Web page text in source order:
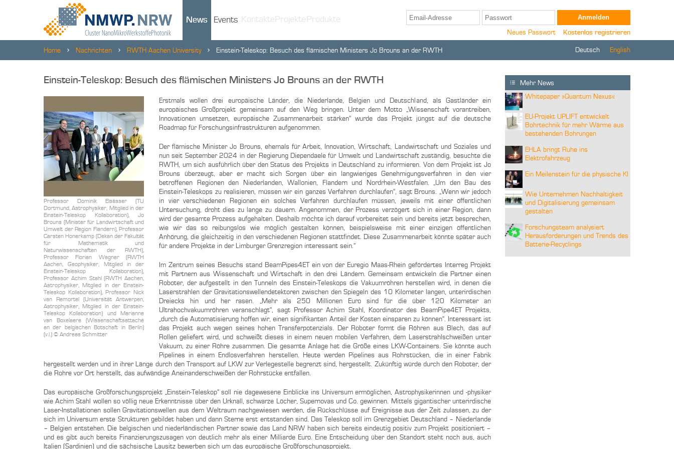
News Events Kontakte Projekte Produkte
Neues Passwort Kostenlos registrieren
Home Nachrichten RWTH Aachen University Einstein-Teleskop: Besuch des flämischen Ministers Jo Brouns an der RWTH Deutsch English
Einstein-Teleskop: Besuch des flämischen Ministers Jo Brouns an der RWTH
Professor Dominik Elsässer (TU
Dortmund, Astrophysiker, Mitglied in der
Einstein-Teleskop Kollaboration), Jo
Brouns (Minister für Landwirtschaft und
Umwelt der Region Flandern), Professor
Carsten Honerkamp (Dekan der Fakultät
für Mathematik und
Naturwissenschaften der RWTH),
Professor Florian Wagner (RWTH
Aachen, Geophysiker, Mitglied in der
Einstein-Teleskop Kollaboration),
Professor Achim Stahl (RWTH Aachen,
Astrophysiker, Mitglied in der Einstein-
Teleskop Kollaboration), Professor Nick
van Remortel (Universität Antwerpen,
Astrophysiker, Mitglied in der Einstein-
Teleskop Kollaboration) und Marianne
van Boxelaere (Wissenschaftsattaché
an der belgischen Botschaft in Berlin)
(v.l.) © Andreas Schmitter
Erstmals wollen drei europäische Länder, die Niederlande, Belgien und Deutschland, als Gastländer ein
europäisches Großprojekt gemeinsam auf den Weg bringen. Unter dem Motto „Wissenschaft vorantreiben,
Innovationen umsetzen, europäische Zusammenarbeit stärken“ wurde das Projekt jüngst auf die deutsche
Roadmap für Forschungsinfrastrukturen aufgenommen.
Der flämische Minister Jo Brouns, ehemals für Arbeit, Innovation, Wirtschaft, Landwirtschaft und Soziales und
nun seit September 2024 in der Regierung Diependaele für Umwelt und Landwirtschaft zuständig, besuchte die
RWTH, um sich ausführlich über den Status des Projekts in Deutschland zu informieren. Von dem Projekt ist Jo
Brouns überzeugt, aber er macht sich Sorgen über ein langwieriges Genehmigungsverfahren in den vier
betroffenen Regionen den Niederlanden, Wallonien, Flandern und Nordrhein-Westfalen. „Um den Bau des
Einstein-Teleskops zu realisieren, müssen wir ein ganzes Verfahren durchlaufen“, sagt Brouns. „Wenn wir jedoch
in vier verschiedenen Regionen ein solches Verfahren durchlaufen müssen, jeweils mit einer öffentlichen
Untersuchung, droht dies zu lange zu dauern. Angenommen, der Prozess verzögert sich in einer Region, dann
wird der gesamte Prozess aufgehalten. Deshalb möchte ich darauf vorbereitet sein und bereits jetzt besprechen,
wie wir das so reibungslos wie möglich gestalten können, beispielsweise mit einer einzigen öffentlichen
Anhörung, die gleichzeitig in den verschiedenen Regionen stattfindet. Diese Zusammenarbeit könnte später auch
für andere Projekte in der Limburger Grenzregion interessant sein.“
Im Zentrum seines Besuchs stand BeamPipes4ET ein von der Euregio Maas-Rhein gefördertes Interreg Projekt
mit Partnern aus Wissenschaft und Wirtschaft in den drei Ländern. Gemeinsam entwickeln die Partner einen
Roboter, der aufgestellt in den Tunneln des Einstein-Teleskops die Vakuumröhren herstellen wird, in denen die
Laserstrahlen der Gravitationswellendetektoren zwischen den Spiegeln des 10 Kilometer langen, unterirdischen
Dreiecks hin und her rasen. „Mehr als 250 Millionen Euro sind für die über 120 Kilometer an
Ultrahochvakuumröhren veranschlagt“, sagt Professor Achim Stahl, Koordinator des BeamPipe4ET Projekts,
„durch die Automatisierung hoffen wir, einen signifikanten Anteil der Kosten einsparen zu können“. Interessant ist
das Projekt auch wegen seines hohen Transferpotenzials. Der Roboter formt die Röhren aus Blech, das auf
Rollen geliefert wird, und schweißt dieses in einem neuen mobilen Verfahren, dem Laserstrahlschweißen unter
Vakuum, zu einer Röhre zusammen. Die gesamte Anlage hat die Größe eines LKW-Containers. Sie könnte auch
Pipelines in einem Endlosverfahren herstellen. Heute werden Pipelines aus Rohrstücken, die in einer Fabrik
hergestellt werden und in ihrer Länge durch den Transport auf LKW zur Verlegestelle begrenzt sind, hergestellt. Zukünftig würde durch den Roboter, der
die Rohre vor Ort herstellt, das aufwändige Aneinanderschweißen der Rohrstücke entfallen.
Das europäische Großforschungsprojekt „Einstein-Teleskop“ soll nie dagewesene Einblicke ins Universum ermöglichen, Astrophysikerinnen und ‑physiker
wie Achim Stahl wollen so völlig neue Erkenntnisse über den Urknall, schwarze Löcher, Supernovas und Co. gewinnen. Mittels gigantischer unterirdische
Laser-Installationen sollen Gravitationswellen aus dem Weltraum nachgewiesen werden, die Rückschlüsse auf Ereignisse aus der Zeit zulassen, zu der
sich im Universum erste Strukturen gebildet haben und dann Sterne erst entstanden sind. Das Teleskop soll im Grenzgebiet Deutschland – Niederlande
– Belgien entstehen. Die belgischen und niederländischen Partner sowie das Land NRW haben sich bereits eindeutig positiv zum Projekt positioniert –
und es gibt auch bereits Finanzierungszusagen von deutlich mehr als einer Milliarde Euro. Eine Entscheidung über den Standort steht noch aus, auch
Italien (Sardinien) und die sächsische Lausitz bewerben sich um das europäische Großforschungsprojekt.
Mehr News
Whitepaper »Quantum Nexus«
EU-Projekt UPLIFT entwickelt
Bohrtechnik für mehr Wärme aus
bestehenden Bohrungen
EHLA bringt Ruhe ins
Elektrofahrzeug
Ein Meilenstein für die physische KI
Wie Unternehmen Nachhaltigkeit
und Digitalisierung gemeinsam
gestalten
Forschungsteam analysiert
Herausforderungen und Trends des
Batterie-Recyclings